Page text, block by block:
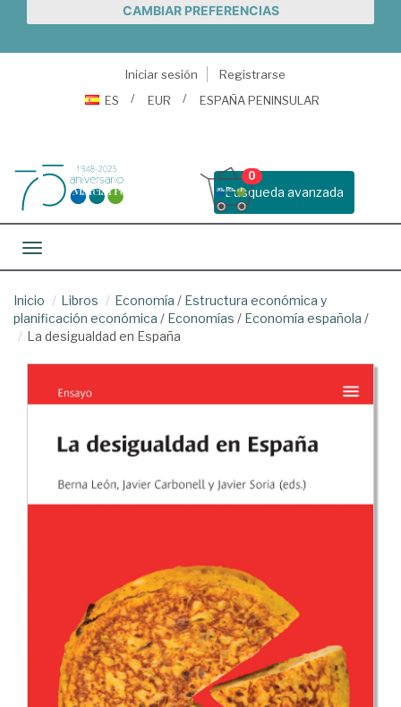
CAMBIAR PREFERENCIAS
Iniciar sesión
Registrarse
ES
EUR ESPAÑA PENINSULAR
Busqueda avanzada
0
Toggle navigation
Inicio Libros Economía / Estructura económica y
planificación económica / Economías / Economía española /
La desigualdad en España